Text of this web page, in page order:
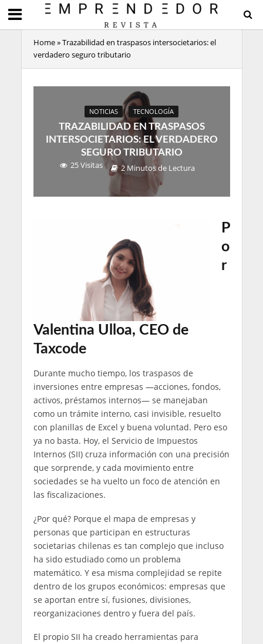
Home»Trazabilidad en traspasos intersocietarios: el
verdadero seguro tributario
NOTICIAS TECNOLOGÍA
TRAZABILIDAD EN TRASPASOS
INTERSOCIETARIOS: EL VERDADERO
SEGURO TRIBUTARIO
25 Visitas
2 Minutos de Lectura
P
o
r
Valentina Ulloa, CEO de
Taxcode
Durante mucho tiempo, los traspasos de
inversiones entre empresas —acciones, fondos,
activos, préstamos internos— se manejaban
como un trámite interno, casi invisible, resuelto
con planillas de Excel y buena voluntad. Pero eso
ya no basta. Hoy, el Servicio de Impuestos
Internos (SII) cruza información con una precisión
que sorprende, y cada movimiento entre
sociedades se ha vuelto un foco de atención en
las fiscalizaciones.
¿Por qué? Porque el mapa de empresas y
personas que participan en estructuras
societarias chilenas es tan complejo que incluso
ha sido estudiado como un problema
matemático. Y esa misma complejidad se repite
dentro de los grupos económicos: empresas que
se aportan entre sí, fusiones, divisiones,
reorganizaciones dentro y fuera del país.
El propio SII ha creado herramientas para